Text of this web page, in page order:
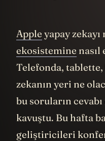
Apple yapay
ekosistemine nasıl
Telefonda,
zekanın yeri ne
bu soruların
kavuştu. Bu hafta
geliştiricileri